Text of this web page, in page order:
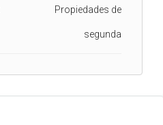
Propiedades de
segunda